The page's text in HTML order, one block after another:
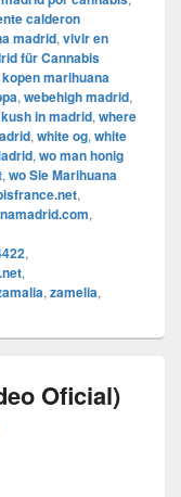
calderon
madrid, vivir en
für Cannabis
marihuana
, webehigh madrid,
in madrid, where
, white og, white
, wo man honig
, wo Sie Marihuana
,
,
,
,
, zamelia,
Oficial)